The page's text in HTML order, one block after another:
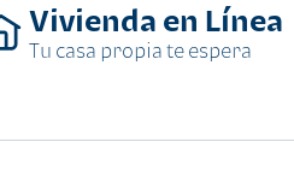
Vivienda en Línea
Tu casa propia te espera